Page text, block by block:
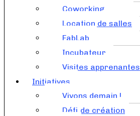
Coworking
Location de salles
FabLab
Incubateur
Visites apprenantes
Initiatives
Vivons demain !
Défi de création